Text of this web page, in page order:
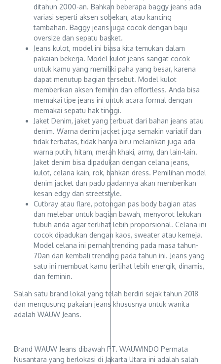
ditahun 2000-an. Bahkan beberapa baggy jeans ada
variasi seperti aksen sobekan, atau kancing
tambahan. Baggy jeans juga cocok dengan baju
oversize dan sepatu basket.
Jeans kulot, model ini biasa kita temukan dalam
pakaian bekerja. Model kulot jeans sangat cocok
untuk kamu yang memiliki paha yang besar, karena
dapat menutup bagian tersebut. Model kulot
memberikan aksen feminin dan effortless. Anda bisa
memakai tipe jeans ini untuk acara formal dengan
memakai sepatu hak tinggi.
Jaket Denim, jaket yang terbuat dari bahan jeans atau
denim. Warna denim jacket juga semakin variatif dan
tidak terbatas, tidak hanya biru melainkan juga ada
warna putih, hitam, merah khaki, army, dan lain-lain.
Jaket denim bisa dipadukan dengan celana jeans,
kulot, celana kain, rok, bahkan dress. Pemilihan model
denim jacket dan padu padannya akan memberikan
kesan edgy dan streetstyle.
Cutbray atau flare, potongan pas body bagian atas
dan melebar untuk bagian bawah, menyorot lekukan
tubuh anda agar terlihat lebih proporsional. Celana ini
cocok dipadukan dengan kaos, sweater atau kemeja.
Model celana ini pernah trending pada masa tahun-
70an dan kembali trending pada tahun ini. Jeans yang
satu ini membuat kamu terlihat lebih energik, dinamis,
dan feminin.
Salah satu brand lokal yang telah berdiri sejak tahun 2018
dan mengusung pakaian jeans khususnya untuk wanita
adalah WAUW Jeans.
Brand WAUW Jeans dibawah PT. WAUWINDO Permata
Nusantara yang berlokasi di Jakarta Utara ini adalah salah